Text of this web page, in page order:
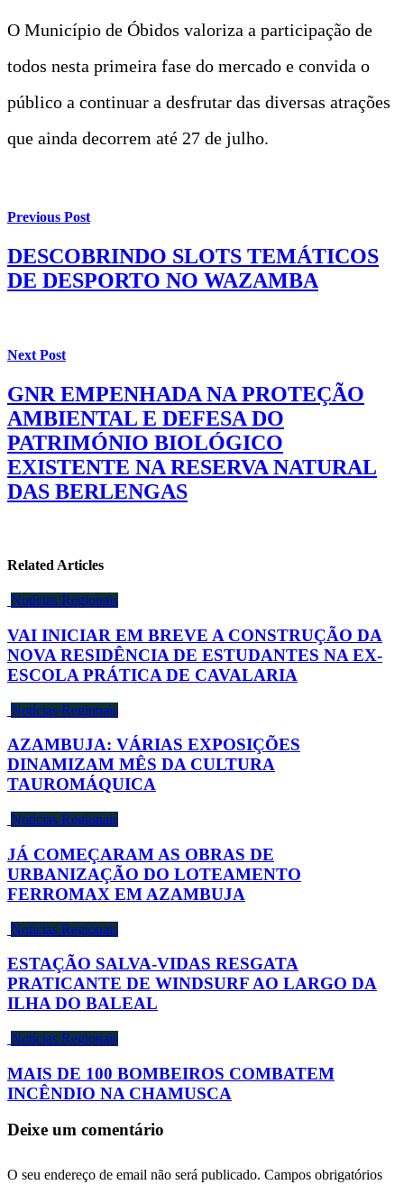
O Município de Óbidos valoriza a participação de
todos nesta primeira fase do mercado e convida o
público a continuar a desfrutar das diversas atrações
que ainda decorrem até 27 de julho.
Previous Post
DESCOBRINDO SLOTS TEMÁTICOS
DE DESPORTO NO WAZAMBA
Next Post
GNR EMPENHADA NA PROTEÇÃO
AMBIENTAL E DEFESA DO
PATRIMÓNIO BIOLÓGICO
EXISTENTE NA RESERVA NATURAL
DAS BERLENGAS
Related Articles
Notícias Regionais
VAI INICIAR EM BREVE A CONSTRUÇÃO DA
NOVA RESIDÊNCIA DE ESTUDANTES NA EX-
ESCOLA PRÁTICA DE CAVALARIA
Notícias Regionais
AZAMBUJA: VÁRIAS EXPOSIÇÕES
DINAMIZAM MÊS DA CULTURA
TAUROMÁQUICA
Notícias Regionais
JÁ COMEÇARAM AS OBRAS DE
URBANIZAÇÃO DO LOTEAMENTO
FERROMAX EM AZAMBUJA
Notícias Regionais
ESTAÇÃO SALVA-VIDAS RESGATA
PRATICANTE DE WINDSURF AO LARGO DA
ILHA DO BALEAL
Notícias Regionais
MAIS DE 100 BOMBEIROS COMBATEM
INCÊNDIO NA CHAMUSCA
Deixe um comentário
O seu endereço de email não será publicado. Campos obrigatórios